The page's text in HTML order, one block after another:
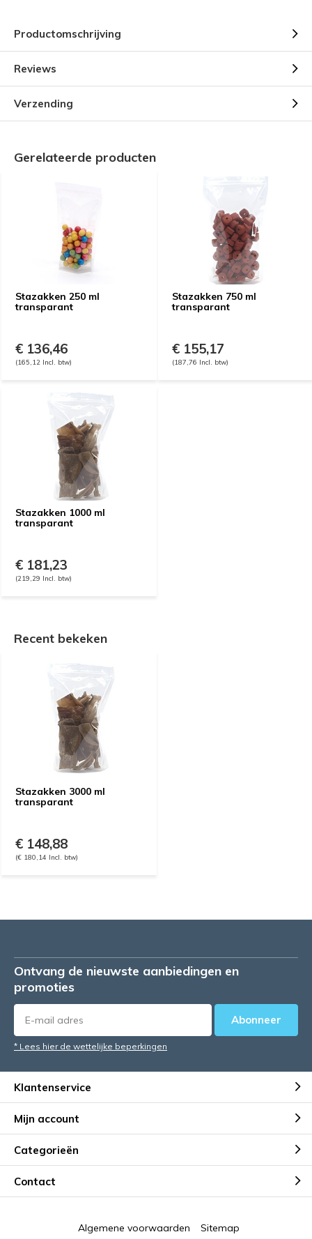
Productomschrijving
Reviews
Verzending
Gerelateerde producten
Stazakken 250 ml
transparant
€ 136,46
(165,12 Incl. btw)
Stazakken 750 ml
transparant
€ 155,17
(187,76 Incl. btw)
Stazakken 1000 ml
transparant
€ 181,23
(219,29 Incl. btw)
Recent bekeken
Stazakken 3000 ml
transparant
€ 148,88
(€ 180,14 Incl. btw)
Ontvang de nieuwste aanbiedingen en
promoties
Abonneer
* Lees hier de wettelijke beperkingen
Klantenservice
Mijn account
Categorieën
Contact
Algemene voorwaarden Sitemap